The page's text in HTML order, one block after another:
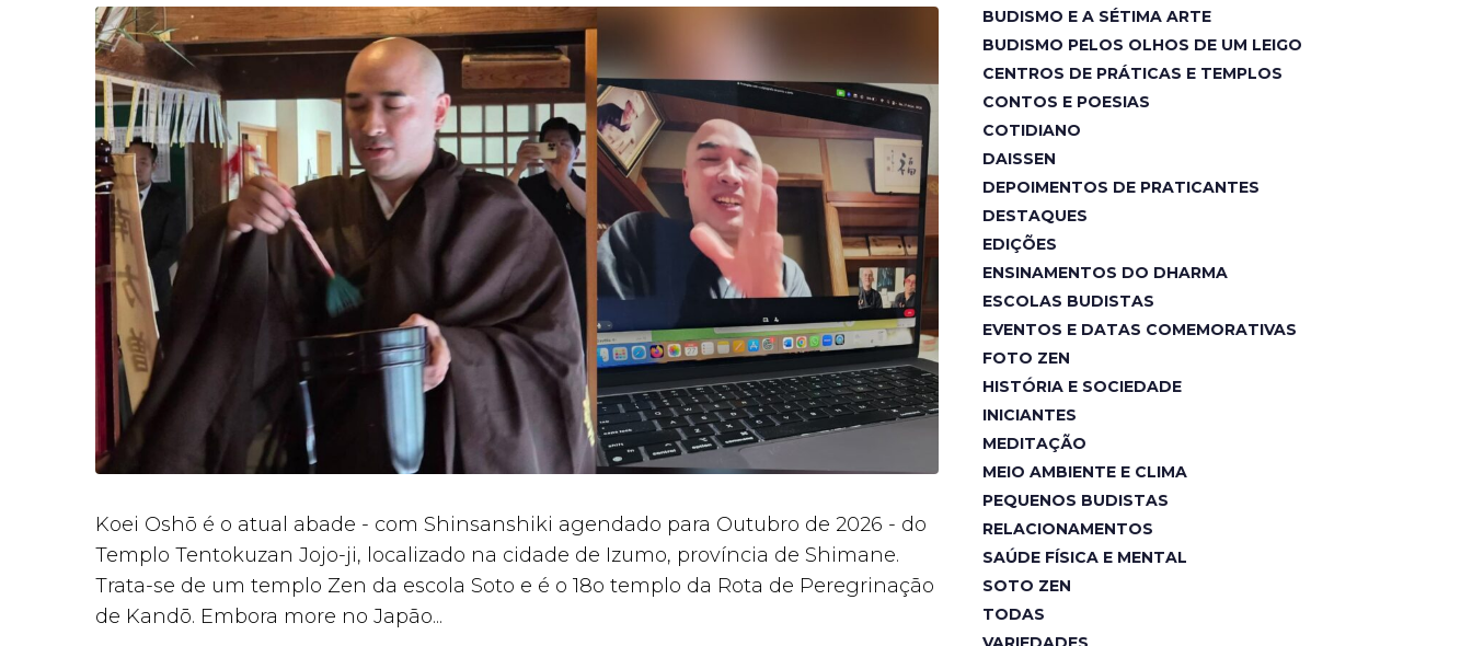
Koei Oshō é o atual abade - com Shinsanshiki agendado para Outubro de 2026 - do
Templo Tentokuzan Jojo-ji, localizado na cidade de Izumo, província de Shimane.
Trata-se de um templo Zen da escola Soto e é o 18o templo da Rota de Peregrinação
de Kandō. Embora more no Japão...
BUDISMO E A SÉTIMA ARTE
BUDISMO PELOS OLHOS DE UM LEIGO
CENTROS DE PRÁTICAS E TEMPLOS
CONTOS E POESIAS
COTIDIANO
DAISSEN
DEPOIMENTOS DE PRATICANTES
DESTAQUES
EDIÇÕES
ENSINAMENTOS DO DHARMA
ESCOLAS BUDISTAS
EVENTOS E DATAS COMEMORATIVAS
FOTO ZEN
HISTÓRIA E SOCIEDADE
INICIANTES
MEDITAÇÃO
MEIO AMBIENTE E CLIMA
PEQUENOS BUDISTAS
RELACIONAMENTOS
SAÚDE FÍSICA E MENTAL
SOTO ZEN
TODAS